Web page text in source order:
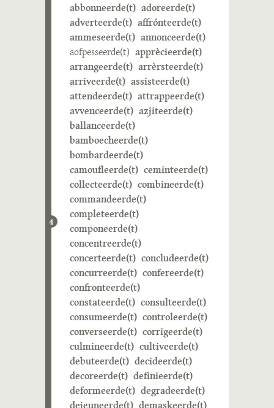
4
abbonneerde(t) adoreerde(t)
adverteerde(t) affrónteerde(t)
ammeseerde(t) annonceerde(t)
aofpesseerde(t) apprècieerde(t)
arrangeerde(t) arrèrsteerde(t)
arriveerde(t) assisteerde(t)
attendeerde(t) attrappeerde(t)
avvenceerde(t) azjiteerde(t)
ballanceerde(t)
bamboecheerde(t)
bombardeerde(t)
camoufleerde(t) ceminteerde(t)
collecteerde(t) combineerde(t)
commandeerde(t)
completeerde(t)
componeerde(t)
concentreerde(t)
concerteerde(t) concludeerde(t)
concurreerde(t) confereerde(t)
confronteerde(t)
constateerde(t) consulteerde(t)
consumeerde(t) controleerde(t)
converseerde(t) corrigeerde(t)
culmineerde(t) cultiveerde(t)
debuteerde(t) decideerde(t)
decoreerde(t) definieerde(t)
deformeerde(t) degradeerde(t)